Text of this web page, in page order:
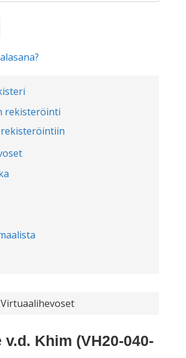
rekisteröinti
Virtuaalihevoset
v.d. Khim (VH20-040-